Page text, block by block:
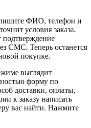
ФИО, телефон и
условия заказа.
подтверждение
СМС. Теперь останется
покупке.
выглядит
форму по
доставки, оплаты,
к заказу написать
вас найти. Нажмите